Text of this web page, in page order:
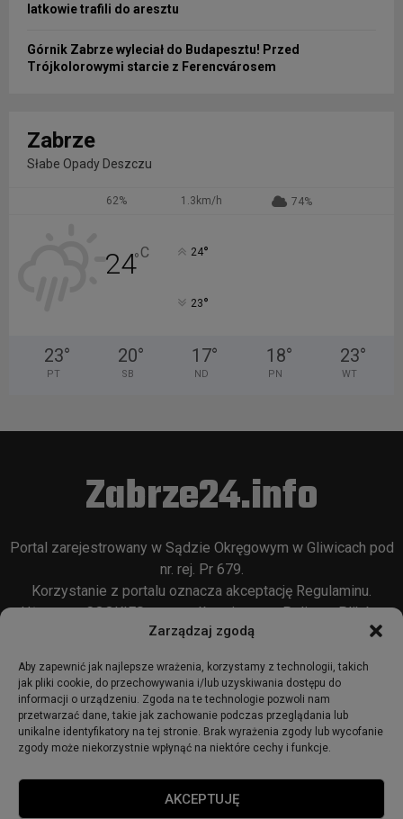
Zarządzaj zgodą
Aby zapewnić jak najlepsze wrażenia, korzystamy z technologii, takich
jak pliki cookie, do przechowywania i/lub uzyskiwania dostępu do
informacji o urządzeniu. Zgoda na te technologie pozwoli nam
przetwarzać dane, takie jak zachowanie podczas przeglądania lub
unikalne identyfikatory na tej stronie. Brak wyrażenia zgody lub wycofanie
zgody może niekorzystnie wpłynąć na niektóre cechy i funkcje.
AKCEPTUJĘ
latkowie trafili do aresztu
Górnik Zabrze wyleciał do Budapesztu! Przed
Trójkolorowymi starcie z Ferencvárosem
Zabrze
Słabe Opady Deszczu
62% 1.3km/h 74%
24°C 24°
23°
23°
PT
20°
SB
17°
ND
18°
PN
23°
WT
Zabrze24.info
Portal zarejestrowany w Sądzie Okręgowym w Gliwicach pod
nr. rej. Pr 679.
Korzystanie z portalu oznacza akceptację Regulaminu.
Używamy COOKIES w sposób opisany wPolityce Plików
Cookie
© 2018 - zabrze24.info.